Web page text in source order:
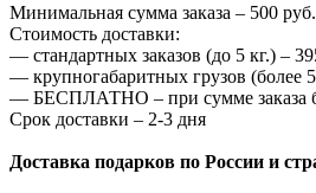
Минимальная сумма заказа – 500 руб.
Стоимость доставки:
— стандартных заказов (до 5 кг.) –
— крупногабаритных грузов (более
— БЕСПЛАТНО – при сумме заказа
Срок доставки – 2-3 дня
Доставка подарков по России и